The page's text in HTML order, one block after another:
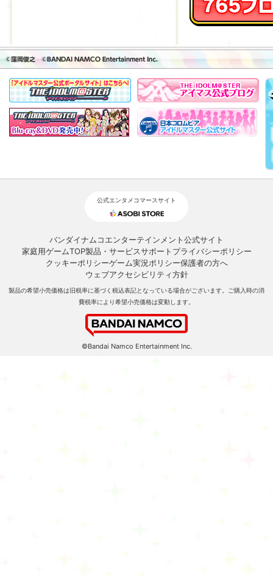
公式エンタメコマースサイト
バンダイナムコエンターテインメント公式サイト
家庭用ゲームTOP製品・サービスサポート プライバシーポリシー
クッキーポリシーゲーム実況ポリシー保護者の方へ
ウェブアクセシビリティ方針
製品の希望小売価格は旧税率に基づく税込表記となっている場合がございます。ご購入時の消
費税率により希望小売価格は変動します。
©Bandai Namco Entertainment Inc.